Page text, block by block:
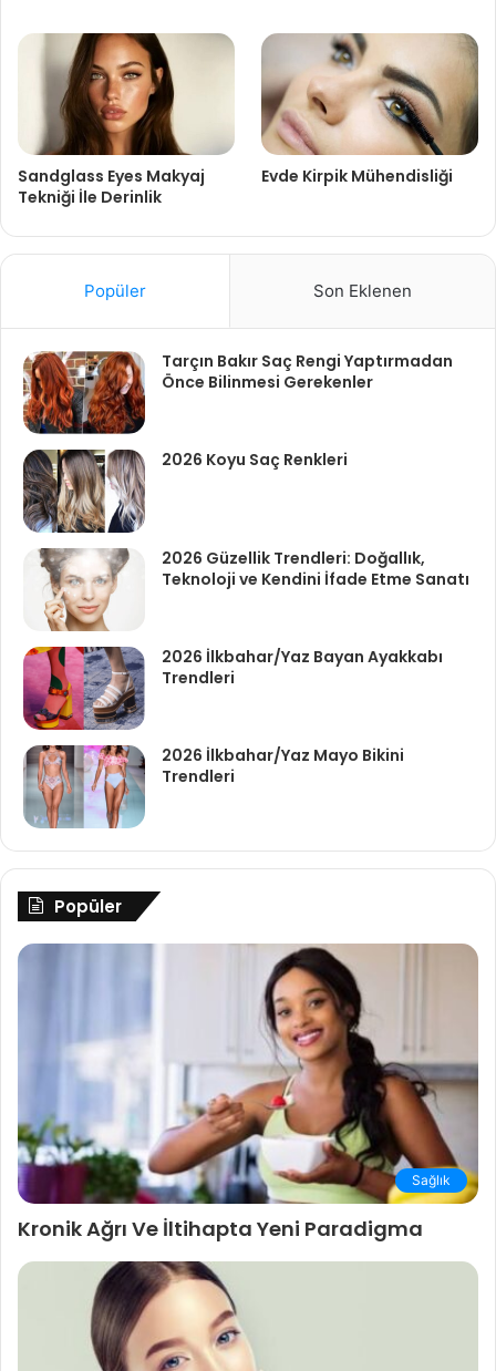
Sandglass Eyes Makyaj
Tekniği İle Derinlik
Evde Kirpik Mühendisliği
Popüler Son Eklenen
Tarçın Bakır Saç Rengi Yaptırmadan
Önce Bilinmesi Gerekenler
2026 Koyu Saç Renkleri
2026 Güzellik Trendleri: Doğallık,
Teknoloji ve Kendini İfade Etme Sanatı
2026 İlkbahar/Yaz Bayan Ayakkabı
Trendleri
2026 İlkbahar/Yaz Mayo Bikini
Trendleri
Popüler
Sağlık
Kronik Ağrı Ve İltihapta Yeni Paradigma